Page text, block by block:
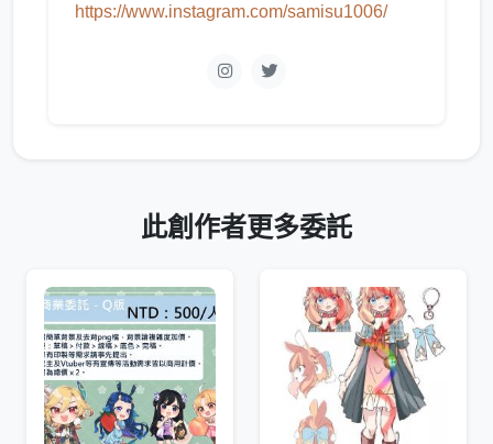
https://www.instagram.com/samisu1006/
此創作者更多委託